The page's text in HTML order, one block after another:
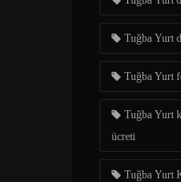
Tuğba Yurt
Tuğba Yurt
Tuğba Yurt
ücreti
Tuğba Yurt